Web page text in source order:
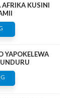
KUSINI
YAPOKELEWA